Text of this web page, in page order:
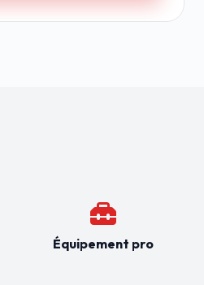
Équipement pro